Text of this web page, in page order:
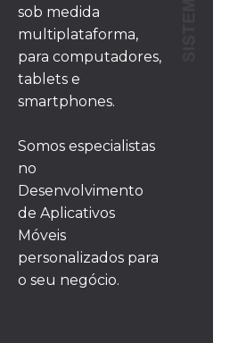
sob medida
multiplataforma,
para computadores,
tablets e
smartphones.
Somos especialistas
no
Desenvolvimento
de Aplicativos
Móveis
personalizados para
o seu negócio.